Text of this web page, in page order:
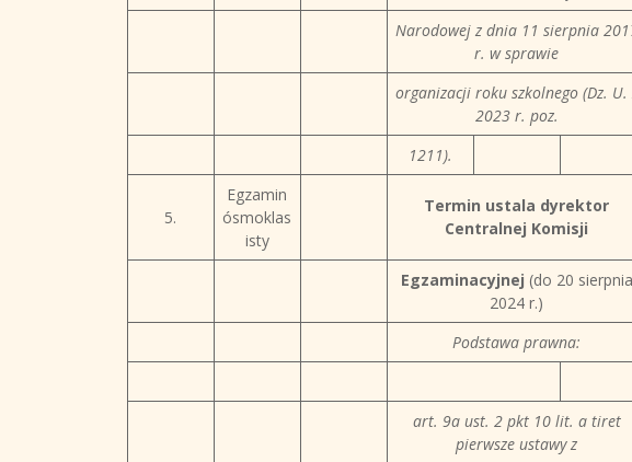
Narodowej z dnia 11 sierpnia
r. w sprawie
organizacji roku szkolnego (Dz. U.
2023 r. poz.
1211).
5.
Egzamin
ósmoklas
isty
Termin ustala dyrektor
Centralnej Komisji
Egzaminacyjnej (do 20 sierpnia
2024 r.)
Podstawa prawna:
art. 9a ust. 2 pkt 10 lit. a tiret
pierwsze ustawy z